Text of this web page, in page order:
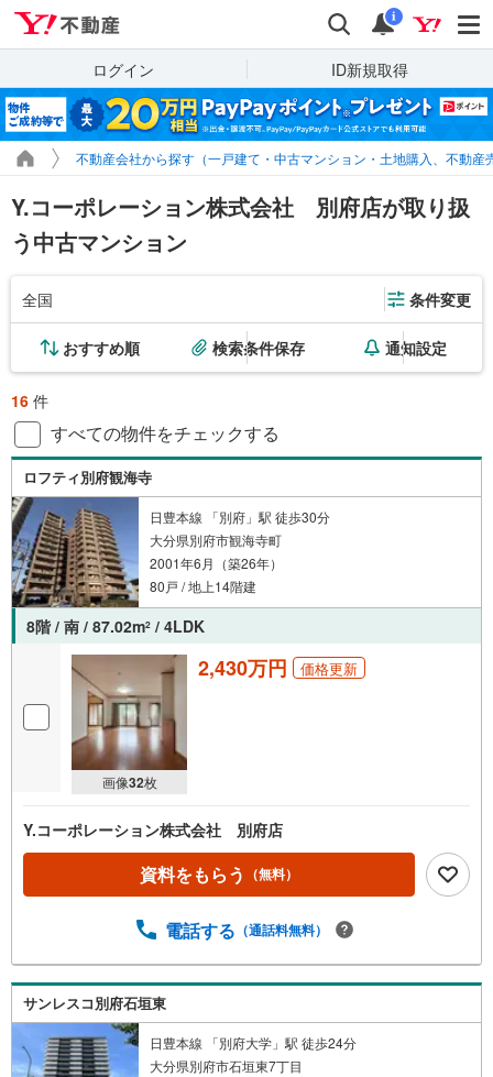
検索 通知
i
ログイン ID新規取得
不動産会社から探す（一戸建て・中古マンション・土地購入、不動産
Y.コーポレーション株式会社 別府店が取り扱
う中古マンション
全国 条件変更
おすすめ順 検索条件保存 通知設定
16 件
すべての物件をチェックする
ロフティ別府観海寺
日豊本線 「別府」駅 徒歩30分
大分県別府市観海寺町
2001年6月（築26年）
80戸 / 地上14階建
8階 / 南 / 87.02m2 / 4LDK
画像32枚
2,430万円 価格更新
Y.コーポレーション株式会社 別府店
資料をもらう （無料）
電話する （通話料無料）
サンレスコ別府石垣東
日豊本線 「別府大学」駅 徒歩24分
大分県別府市石垣東7丁目